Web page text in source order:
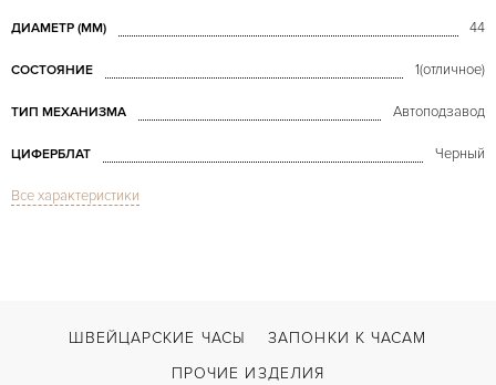
ДИАМЕТР (MM) 44
СОСТОЯНИЕ 1(отличное)
ТИП МЕХАНИЗМА Автоподзавод
ЦИФЕРБЛАТ Черный
СТЕКЛО
Все характеристики
ШВЕЙЦАРСКИЕ ЧАСЫ
ЗАПОНКИ К ЧАСАМ
ПРОЧИЕ ИЗДЕЛИЯ